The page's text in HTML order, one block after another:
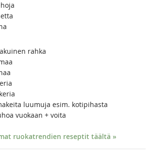
rahka
luumuja esim. kotipihasta
vuokaan + voita
ruokatrendien reseptit täältä »